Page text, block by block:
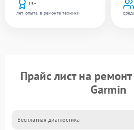
13+
лет опыта в ремонте техники
Прайс лист на
Garmin
Бесплатная диагностика